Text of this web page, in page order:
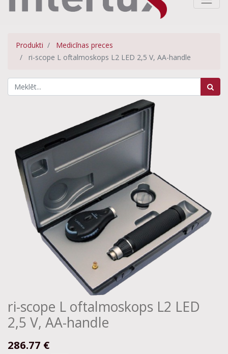
Produkti
Medicīnas preces
ri-scope L oftalmoskops L2 LED 2,5 V, AA-handle
ri-scope L oftalmoskops L2 LED
2,5 V, AA-handle
286.77 €